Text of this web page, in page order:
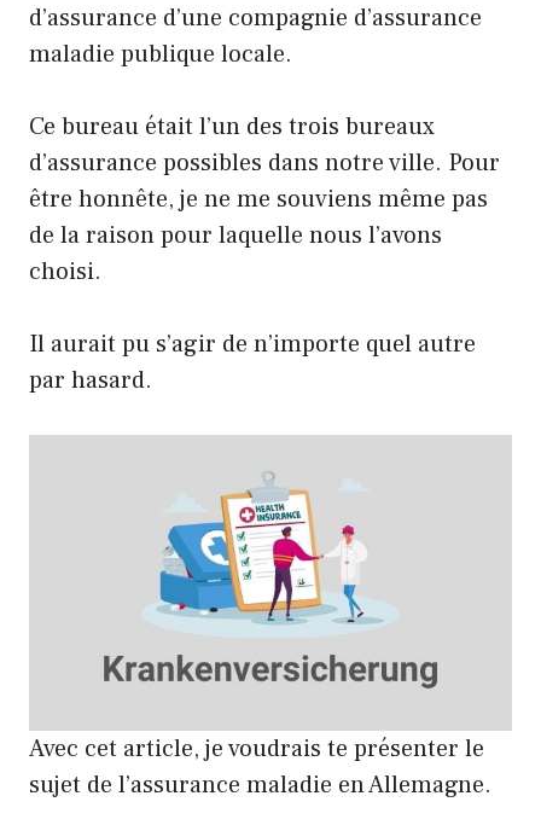
d’assurance d’une compagnie d’assurance
maladie publique locale.
Ce bureau était l’un des trois bureaux
d’assurance possibles dans notre ville. Pour
être honnête, je ne me souviens même pas
de la raison pour laquelle nous l’avons
choisi.
Il aurait pu s’agir de n’importe quel autre
par hasard.
Avec cet article, je voudrais te présenter le
sujet de l’assurance maladie en Allemagne.